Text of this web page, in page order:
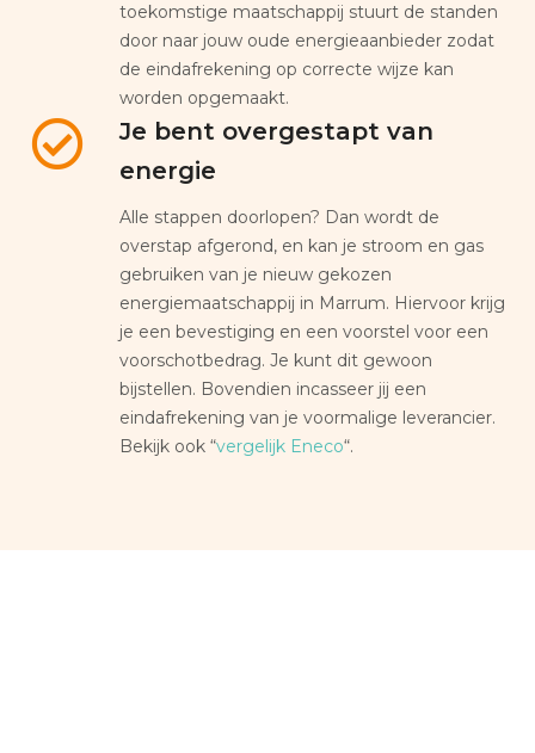
toekomstige maatschappij stuurt de standen
door naar jouw oude energieaanbieder zodat
de eindafrekening op correcte wijze kan
worden opgemaakt.
Je bent overgestapt van
energie
Alle stappen doorlopen? Dan wordt de
overstap afgerond, en kan je stroom en gas
gebruiken van je nieuw gekozen
energiemaatschappij in Marrum. Hiervoor krijg
je een bevestiging en een voorstel voor een
voorschotbedrag. Je kunt dit gewoon
bijstellen. Bovendien incasseer jij een
eindafrekening van je voormalige leverancier.
Bekijk ook “vergelijk Eneco“.